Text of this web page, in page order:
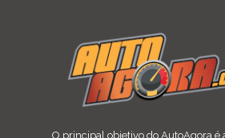
O principal objetivo do AutoAgora é